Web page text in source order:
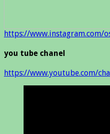
https://www.instagram.com/
you tube chanel
https://www.youtube.com/